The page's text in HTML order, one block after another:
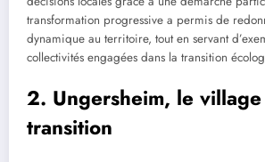
transformation progressive a permis de
dynamique au territoire, tout en servant
collectivités engagées dans la transition
2. Ungersheim, le
transition